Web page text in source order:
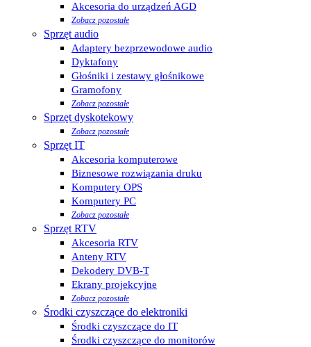
Akcesoria do urządzeń AGD
Zobacz pozostałe
Sprzęt audio
Adaptery bezprzewodowe audio
Dyktafony
Głośniki i zestawy głośnikowe
Gramofony
Zobacz pozostałe
Sprzęt dyskotekowy
Zobacz pozostałe
Sprzęt IT
Akcesoria komputerowe
Biznesowe rozwiązania druku
Komputery OPS
Komputery PC
Zobacz pozostałe
Sprzęt RTV
Akcesoria RTV
Anteny RTV
Dekodery DVB-T
Ekrany projekcyjne
Zobacz pozostałe
Środki czyszczące do elektroniki
Środki czyszczące do IT
Środki czyszczące do monitorów